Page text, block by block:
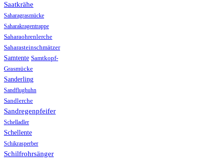
Saatkrähe
Saharagrasmücke
Saharakragentrappe
Saharaohrenlerche
Saharasteinschmätzer
Samtente Samtkopf-
Grasmücke
Sanderling
Sandflughuhn
Sandlerche
Sandregenpfeifer
Schelladler
Schellente
Schikrasperber
Schilfrohrsänger